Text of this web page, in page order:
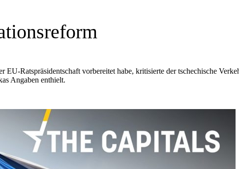
Ratspräsidentschaft vorbereitet habe, kritisierte der tschechische
Angaben enthielt.